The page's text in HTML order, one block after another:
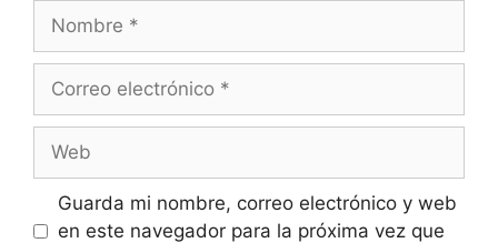
Nombre
Correo
Web
Guarda mi nombre, correo electrónico y web
en este navegador para la próxima vez que